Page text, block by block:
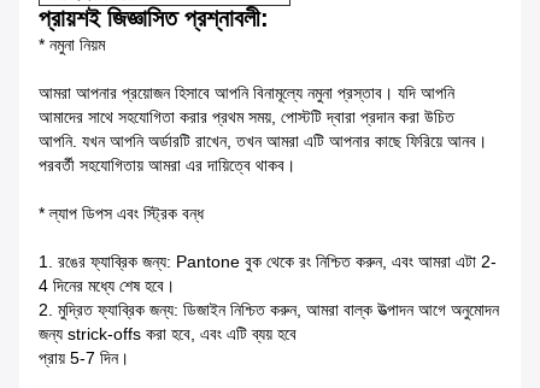
প্রায়শই জিজ্ঞাসিত প্রশ্নাবলী:
* নমুনা নিয়ম
আমরা আপনার প্রয়োজন হিসাবে আপনি বিনামূল্যে নমুনা প্রস্তাব। যদি আপনি
আমাদের সাথে সহযোগিতা করার প্রথম সময়, পোস্টটি দ্বারা প্রদান করা উচিত
আপনি. যখন আপনি অর্ডারটি রাখেন, তখন আমরা এটি আপনার কাছে ফিরিয়ে আনব।
পরবর্তী সহযোগিতায় আমরা এর দায়িত্বে থাকব।
* ল্যাপ ডিপস এবং স্ট্রিক বন্ধ
1. রঙের ফ্যাব্রিক জন্য: Pantone বুক থেকে রং নিশ্চিত করুন, এবং আমরা এটা 2-
4 দিনের মধ্যে শেষ হবে।
2. মুদ্রিত ফ্যাব্রিক জন্য: ডিজাইন নিশ্চিত করুন, আমরা বাল্ক উত্পাদন আগে অনুমোদন
জন্য strick-offs করা হবে, এবং এটি ব্যয় হবে
প্রায় 5-7 দিন।